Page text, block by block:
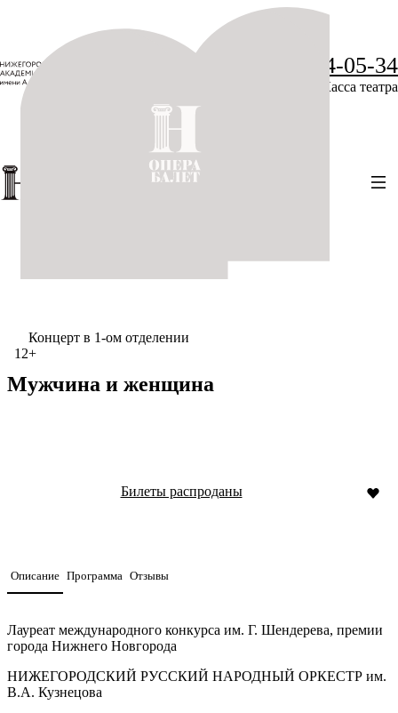
+7 (831) 234-05-34
Касса театра
Концерт в 1-ом отделении
12+
Мужчина и женщина
Билеты распроданы
Описание Программа Отзывы
Лауреат международного конкурса им. Г. Шендерева, премии
города Нижнего Новгорода
НИЖЕГОРОДСКИЙ РУССКИЙ НАРОДНЫЙ ОРКЕСТР им.
В.А. Кузнецова